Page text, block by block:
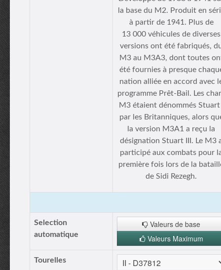
la base du M2. Produit en
à partir de 1941. Plus de
13 000 véhicules de diverses
versions ont été fabriqués,
M3 au M3A3, dont toutes
été fournies à presque
nation alliée en accord avec
programme Prêt-Bail. Les
M3 étaient dénommés Stuart
par les Britanniques, alors
la version M3A1 a reçu la
désignation Stuart III. Le M3
participé aux combats pour
première fois lors de la
de Sidi Rezegh.
Selection
automatique
Valeurs de base
Valeurs Maximum
Tourelles